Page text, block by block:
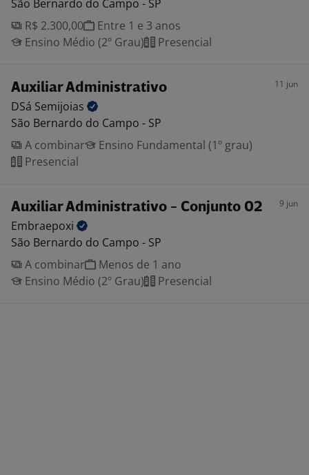
São Bernardo do Campo - SP
R$ 2.300,00
Entre 1 e 3 anos
Ensino Médio (2º Grau)
Presencial
Auxiliar Administrativo 11 jun
DSá Semijoias
São Bernardo do Campo - SP
A combinar
Ensino Fundamental (1º grau)
Presencial
Auxiliar Administrativo - Conjunto 02 9 jun
Embraepoxi
São Bernardo do Campo - SP
A combinar
Menos de 1 ano
Ensino Médio (2º Grau)
Presencial